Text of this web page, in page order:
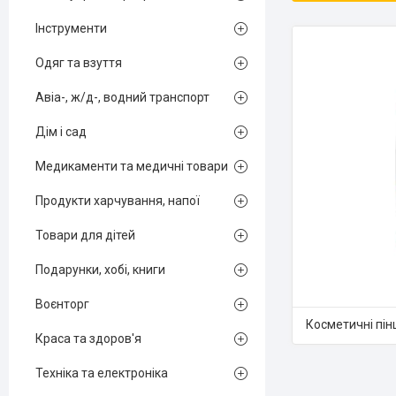
Косметичні
Інструменти
Одяг та взуття
Авіа-, ж/д-, водний транспорт
Дім і сад
Медикаменти та медичні товари
Продукти харчування, напої
Товари для дітей
Подарунки, хобі, книги
Воєнторг
Краса та здоров'я
Техніка та електроніка